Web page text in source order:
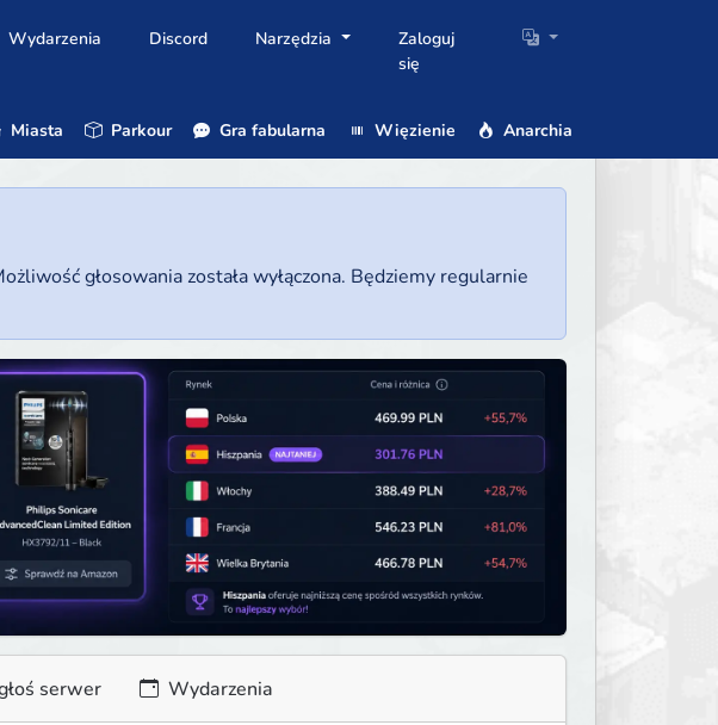
Wydarzenia Discord Narzędzia
Zaloguj
się
Miasta Parkour Gra fabularna Więzienie Anarchia
głosowania została wyłączona. Będziemy regularnie
serwer Wydarzenia